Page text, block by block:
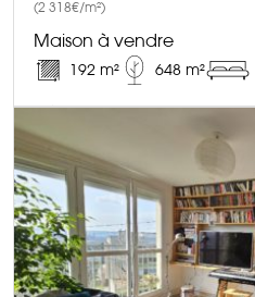
(2 318€/m²)
Maison à vendre
192 m² 648 m²